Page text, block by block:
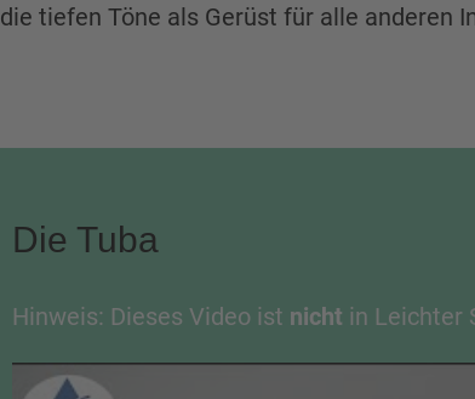
die tiefen Töne als Gerüst für alle anderen
Die Tuba
Hinweis: Dieses Video ist nicht in Leichter